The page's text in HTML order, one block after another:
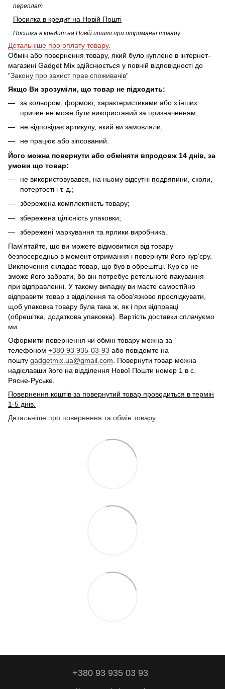
переплат
Посилка в кредит на Новій Пошті
Посилка в кредит на Новій пошті при отриманні товару
Детальніше про оплату товару.
Обмін або повернення товару, який було куплено в інтернет-
магазині Gadget Mix здійснюється у повній відповідності до
“Закону про захист прав споживачів”
Якщо Ви зрозуміли, що товар не підходить:
за кольором, формою, характеристиками або з інших
причин не може бути використаний за призначенням;
не відповідає артикулу, який ви замовляли;
не працює або зіпсований.
Його можна повернути або обміняти впродовж 14 днів, за
умови що товар:
не використовувався, на ньому відсутні подряпини, сколи,
потертості і т. д.;
збережена комплектність товару;
збережена цілісність упаковки;
збережені маркування та ярлики виробника.
Пам'ятайте, що ви можете відмовитися від товару
безпосередньо в момент отримання і повернути його кур’єру.
Виключення складає товар, що був в обрешітці. Кур’єр не
зможе його забрати, бо він потребує ретельного пакування
при відправленні. У такому випадку ви маєте самостійно
відправити товар з відділення та обов'язково прослідкувати,
щоб упаковка товару була така ж, як і при відправці
(обрешітка, додаткова упаковка). Вартість доставки сплачуємо
ми.
Оформити повернення чи обмін товару можна за
телефоном +380 93 935-03-93 або повідомте на
пошту gadgetmix.ua@gmail.com. Повернути товар можна
надіславши його на відділення Нової Пошти номер 1 в с.
Рясне-Руське.
Повернення коштів за повернутий товар проводиться в термін
1-5 днів.
Детальніше про повернення та обмін товару.
+380 93 935 03 93